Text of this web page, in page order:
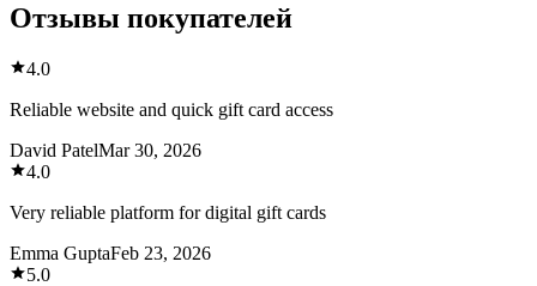
Отзывы покупателей
4.0
Reliable website and quick gift card access
David PatelMar 30, 2026
4.0
Very reliable platform for digital gift cards
Emma GuptaFeb 23, 2026
5.0